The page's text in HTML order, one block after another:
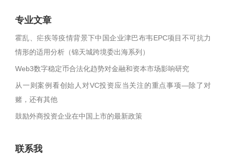
专业文章
霍乱、疟疾等疫情背景下中国企业津巴布韦EPC项目不可抗力
情形的适用分析（锦天城跨境委出海系列）
Web3数字稳定币合法化趋势对金融和资本市场影响研究
从一则案例看创始人对VC投资应当关注的重点事项—除了对
赌，还有其他
鼓励外商投资企业在中国上市的最新政策
联系我